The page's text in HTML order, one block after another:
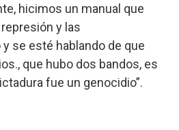
hicimos un manual que
y las
se esté hablando de que
que hubo dos bandos, es
fue un genocidio”.